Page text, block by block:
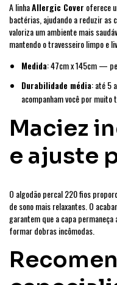
A linhaAllergic Cover oferece
bactérias, ajudando a reduzir as
valoriza um ambiente mais
mantendo o travesseiro limpo e
Medida: 47cm x 145cm —
Durabilidade média: até 5
acompanham você por muito
Maciez
e ajuste
O algodão percal 220 fios
de sono mais relaxantes. O
garantem que a capa
formar dobras incômodas.